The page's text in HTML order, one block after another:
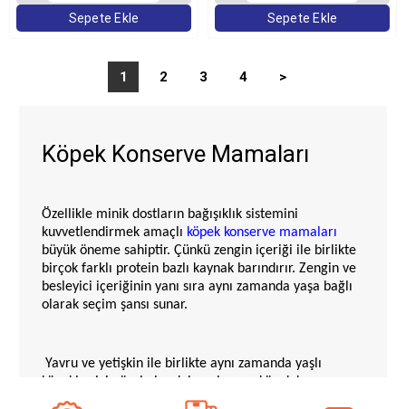
Sepete Ekle Sepete Ekle
1 2 3 4 >
Köpek Konserve Mamaları
Özellikle minik dostların bağışıklık sistemini
kuvvetlendirmek amaçlı köpek konserve mamaları
büyük öneme sahiptir. Çünkü zengin içeriği ile birlikte
birçok farklı protein bazlı kaynak barındırır. Zengin ve
besleyici içeriğinin yanı sıra aynı zamanda yaşa bağlı
olarak seçim şansı sunar.
Yavru ve yetişkin ile birlikte aynı zamanda yaşlı
köpekler için özel olarak hazırlanmış köpek konserve
maması çeşitleri bulunmaktadır. Böylece minik